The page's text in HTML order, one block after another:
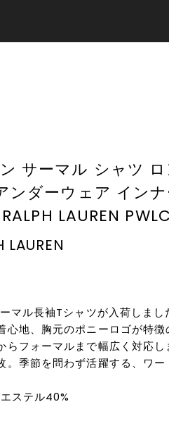
サーマル シャツ
ンダーウェア イン
LAUREN
マル長袖Tシャツが入荷しま
心地、胸元のポニーロゴが特
らフォーマルまで幅広く対応
季節を問わず活躍する、ワー
ステル40%